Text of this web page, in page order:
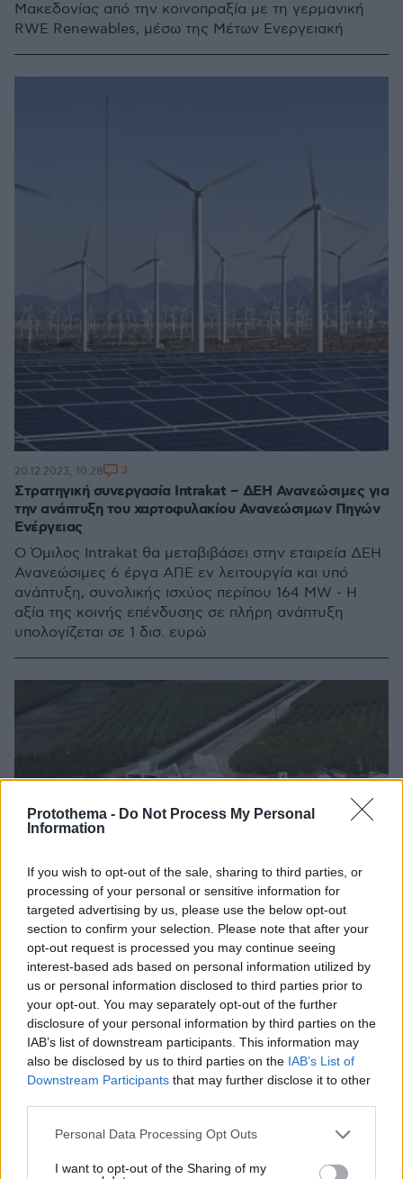
Protothema - Do Not Process My Personal
Information
If you wish to opt-out of the sale, sharing to third parties, or
processing of your personal or sensitive information for
targeted advertising by us, please use the below opt-out
section to confirm your selection. Please note that after your
opt-out request is processed you may continue seeing
interest-based ads based on personal information utilized by
us or personal information disclosed to third parties prior to
your opt-out. You may separately opt-out of the further
disclosure of your personal information by third parties on the
IAB’s list of downstream participants. This information may
also be disclosed by us to third parties on the IAB’s List of
Downstream Participants that may further disclose it to other
Please note that this website/app uses one or more Google
not limited to your visit or usage behaviour. You may click to
Personal Data Processing Opt Outs
I want to opt-out of the Sharing of my
Μακεδονίας από την κοινοπραξία με τη γερμανική
RWE Renewables, μέσω της Μέτων Ενεργειακή
Στρατηγική συνεργασία Intrakat – ΔΕΗ Ανανεώσιμες για
την ανάπτυξη του χαρτοφυλακίου Ανανεώσιμων Πηγών
Ενέργειας
Ο Όμιλος Intrakat θα μεταβιβάσει στην εταιρεία ΔΕΗ
Ανανεώσιμες 6 έργα ΑΠΕ εν λειτουργία και υπό
ανάπτυξη, συνολικής ισχύος περίπου 164 MW - Η
αξία της κοινής επένδυσης σε πλήρη ανάπτυξη
υπολογίζεται σε 1 δισ. ευρώ
20.12.2023, 10:28 3
Ανανεώσιμες στην Ημαθία
Με ισχύ 4,84 MW, το έργο αξιοποιεί την αρδευτική
13.11.2023, 13:55